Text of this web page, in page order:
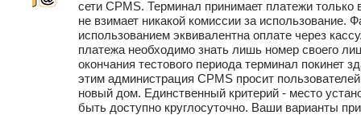
сети CPMS. Терминал принимает платежи только
не взимает никакой комиссии за использование.
использованием эквивалентна оплате через
платежа необходимо знать лишь номер своего
окончания тестового периода терминал покинет
этим администрация CPMS просит
новый дом. Единственный критерий - место
быть доступно круглосуточно. Ваши варианты